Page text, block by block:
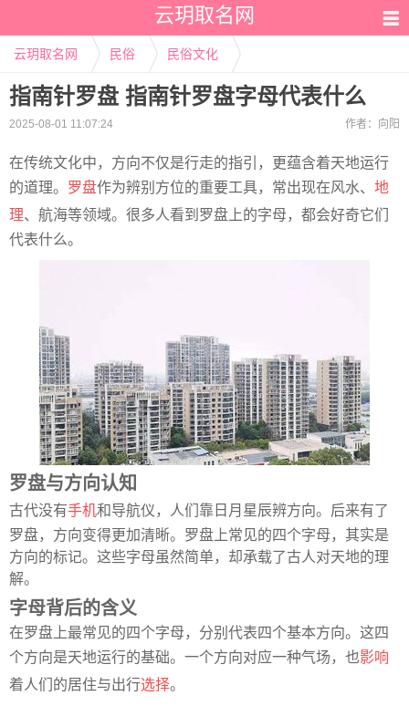
云玥取名网
云玥取名网 民俗 民俗文化
指南针罗盘 指南针罗盘字母代表什么
2025-08-01 11:07:24 作者： 向阳
在传统文化中，方向不仅是行走的指引，更蕴含着天地运行
的道理。 罗盘作为辨别方位的重要工具，常出现在风水、 地
理、航海等领域。很多人看到罗盘上的字母，都会好奇它们
代表什么。
罗盘与方向认知
古代没有手机和导航仪，人们靠日月星辰辨方向。后来有了
罗盘，方向变得更加清晰。罗盘上常见的四个字母，其实是
方向的标记。这些字母虽然简单，却承载了古人对天地的理
解。
字母背后的含义
在罗盘上最常见的四个字母，分别代表四个基本方向。这四
个方向是天地运行的基础。一个方向对应一种气场，也影响
着人们的居住与出行选择。